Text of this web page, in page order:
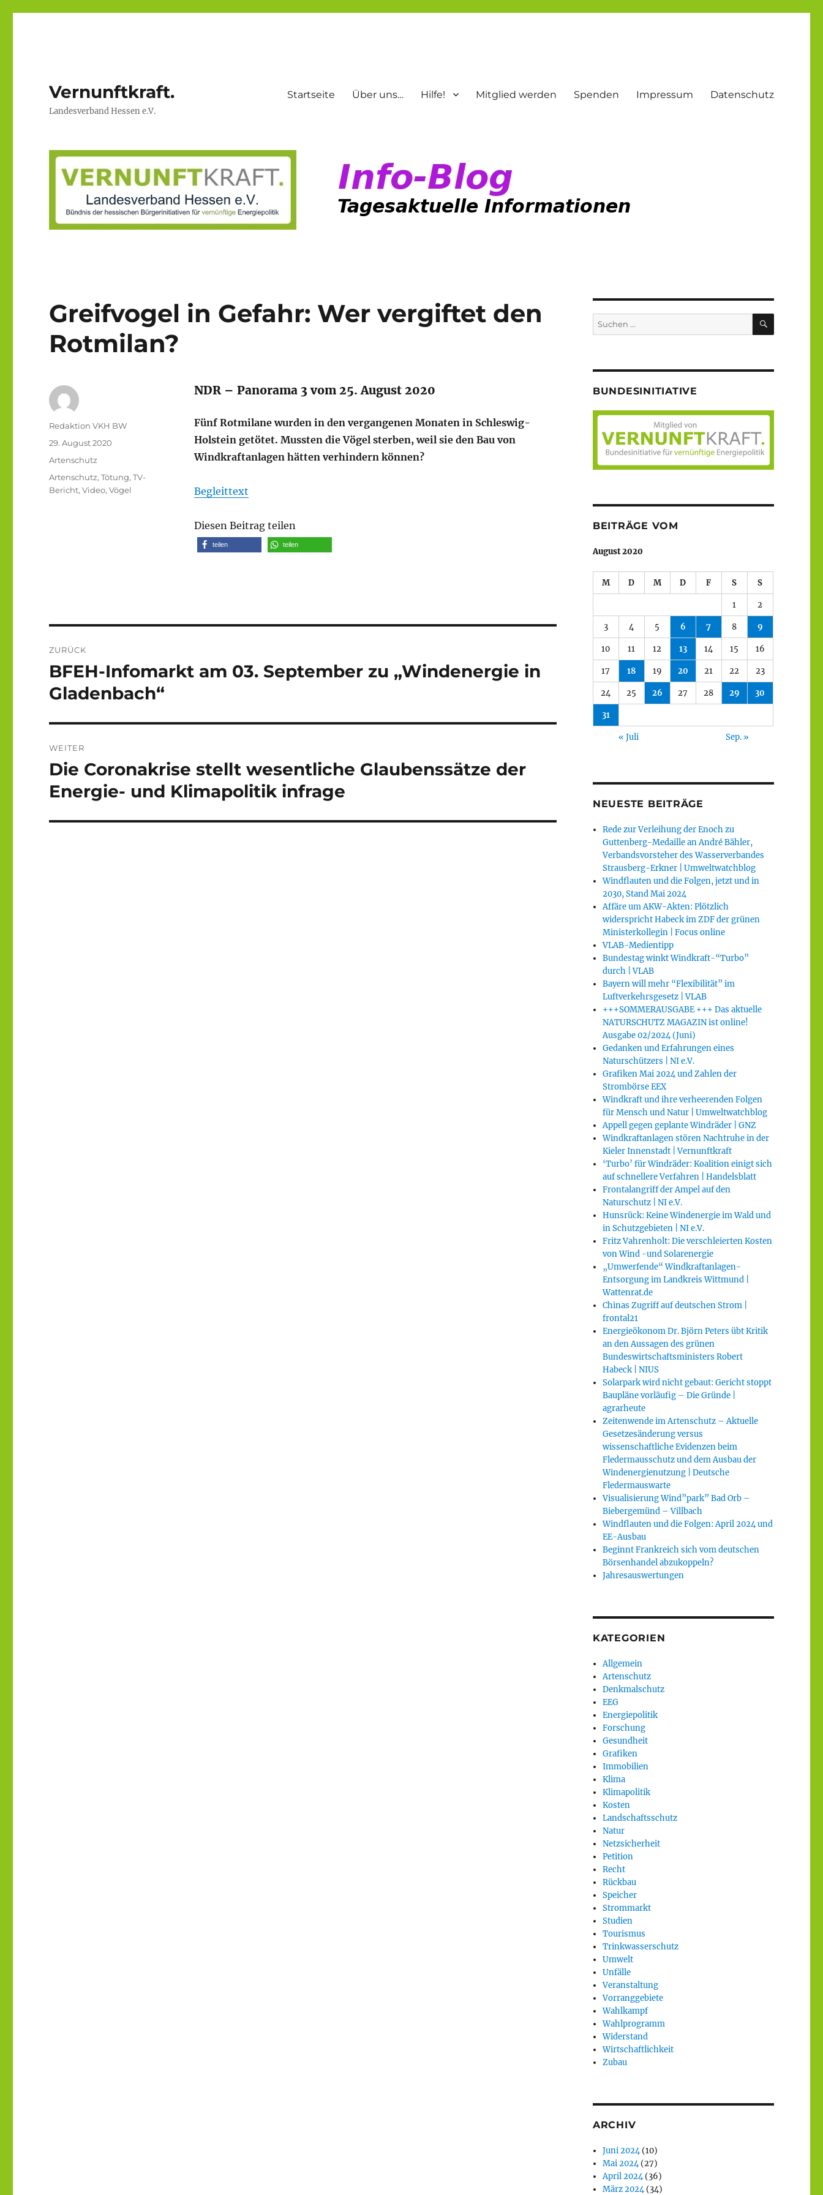
Vernunftkraft.
Landesverband Hessen e.V.
Startseite Über uns… Hilfe! Mitglied werden Spenden Impressum Datenschutz
Greifvogel in Gefahr: Wer vergiftet den
Rotmilan?
NDR – Panorama 3 vom 25. August 2020
Fünf Rotmilane wurden in den vergangenen Monaten in Schleswig-
Holstein getötet. Mussten die Vögel sterben, weil sie den Bau von
Windkraftanlagen hätten verhindern können?
Begleittext
Diesen Beitrag teilen
teilen teilen
Autor
Redaktion VKH BW
Veröffentlicht
29. August 2020
Kategorien
Artenschutz
Schlagwörter
Artenschutz,Tötung,TV-
Bericht,Video,Vögel
ZURÜCK
Vorheriger
Beitrag:
BFEH-Infomarkt am 03. September zu „Windenergie in
Gladenbach“
WEITER
Nächster
Beitrag:
Die Coronakrise stellt wesentliche Glaubenssätze der
Energie- und Klimapolitik infrage
Suche
nach:
SUCHEN
BUNDESINITIATIVE
BEITRÄGE VOM
August 2020
M D M D F S S
1 2
3 4 5 6 7 8 9
10 11 12 13 14 15 16
17 18 19 20 21 22 23
24 25 26 27 28 29 30
31
« Juli Sep. »
NEUESTE BEITRÄGE
Rede zur Verleihung der Enoch zu
Guttenberg-Medaille an André Bähler,
Verbandsvorsteher des Wasserverbandes
Strausberg-Erkner | Umweltwatchblog
Windflauten und die Folgen, jetzt und in
2030, Stand Mai 2024
Affäre um AKW-Akten: Plötzlich
widerspricht Habeck im ZDF der grünen
Ministerkollegin | Focus online
VLAB-Medientipp
Bundestag winkt Windkraft-“Turbo”
durch | VLAB
Bayern will mehr “Flexibilität” im
Luftverkehrsgesetz | VLAB
+++SOMMERAUSGABE +++ Das aktuelle
NATURSCHUTZ MAGAZIN ist online!
Ausgabe 02/2024 (Juni)
Gedanken und Erfahrungen eines
Naturschützers | NI e.V.
Grafiken Mai 2024 und Zahlen der
Strombörse EEX
Windkraft und ihre verheerenden Folgen
für Mensch und Natur | Umweltwatchblog
Appell gegen geplante Windräder | GNZ
Windkraftanlagen stören Nachtruhe in der
Kieler Innenstadt | Vernunftkraft
‘Turbo’ für Windräder: Koalition einigt sich
auf schnellere Verfahren | Handelsblatt
Frontalangriff der Ampel auf den
Naturschutz | NI e.V.
Hunsrück: Keine Windenergie im Wald und
in Schutzgebieten | NI e.V.
Fritz Vahrenholt: Die verschleierten Kosten
von Wind -und Solarenergie
„Umwerfende“ Windkraftanlagen-
Entsorgung im Landkreis Wittmund |
Wattenrat.de
Chinas Zugriff auf deutschen Strom |
frontal21
Energieökonom Dr. Björn Peters übt Kritik
an den Aussagen des grünen
Bundeswirtschaftsministers Robert
Habeck | NIUS
Solarpark wird nicht gebaut: Gericht stoppt
Baupläne vorläufig – Die Gründe |
agrarheute
Zeitenwende im Artenschutz – Aktuelle
Gesetzesänderung versus
wissenschaftliche Evidenzen beim
Fledermausschutz und dem Ausbau der
Windenergienutzung | Deutsche
Fledermauswarte
Visualisierung Wind”park” Bad Orb –
Biebergemünd – Villbach
Windflauten und die Folgen: April 2024 und
EE-Ausbau
Beginnt Frankreich sich vom deutschen
Börsenhandel abzukoppeln?
Jahresauswertungen
KATEGORIEN
Allgemein
Artenschutz
Denkmalschutz
EEG
Energiepolitik
Forschung
Gesundheit
Grafiken
Immobilien
Klima
Klimapolitik
Kosten
Landschaftsschutz
Natur
Netzsicherheit
Petition
Recht
Rückbau
Speicher
Strommarkt
Studien
Tourismus
Trinkwasserschutz
Umwelt
Unfälle
Veranstaltung
Vorranggebiete
Wahlkampf
Wahlprogramm
Widerstand
Wirtschaftlichkeit
Zubau
ARCHIV
Juni 2024(10)
Mai 2024(27)
April 2024(36)
März 2024(34)